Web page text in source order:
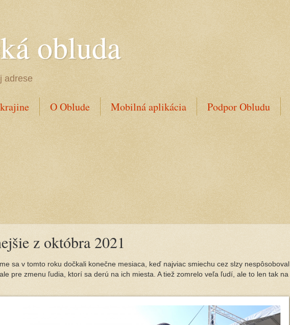
obluda
adrese
O Oblude Mobilná aplikácia Podpor Obludu
z októbra 2021
sa v tomto roku dočkali konečne mesiaca, keď najviac smiechu cez slzy nespôsoboval
pre zmenu ľudia, ktorí sa derú na ich miesta. A tiež zomrelo veľa ľudí, ale to len tak na